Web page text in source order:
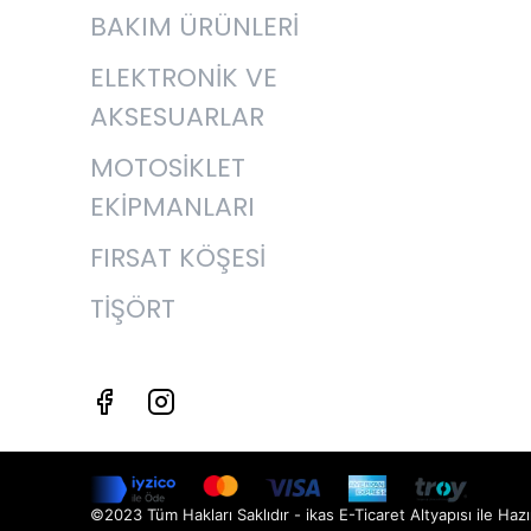
BAKIM ÜRÜNLERİ
ELEKTRONİK VE
AKSESUARLAR
MOTOSİKLET
EKİPMANLARI
FIRSAT KÖŞESİ
TİŞÖRT
©2023 Tüm Hakları Saklıdır - ikas E-Ticaret Altyapısı ile